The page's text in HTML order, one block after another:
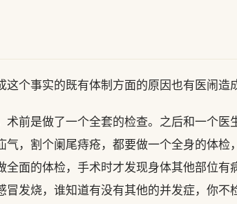
这个事实的既有体制方面的原因也有医闹造
术前是做了一个全套的检查。之后和一个医
气，割个阑尾痔疮，都要做一个全身的体检
全面的体检，手术时才发现身体其他部位
冒发烧，谁知道有没有其他的并发症，你不